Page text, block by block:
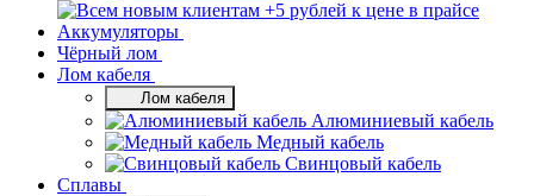
Аккумуляторы
Чёрный лом
Лом кабеля
Лом кабеля
Алюминиевый кабель
Медный кабель
Свинцовый кабель
Сплавы